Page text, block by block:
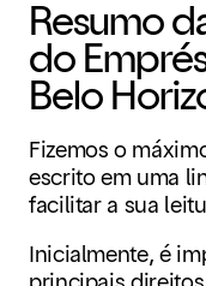
Resumo
do
Belo
Fizemos o
escrito em uma
facilitar a sua
Inicialmente, é